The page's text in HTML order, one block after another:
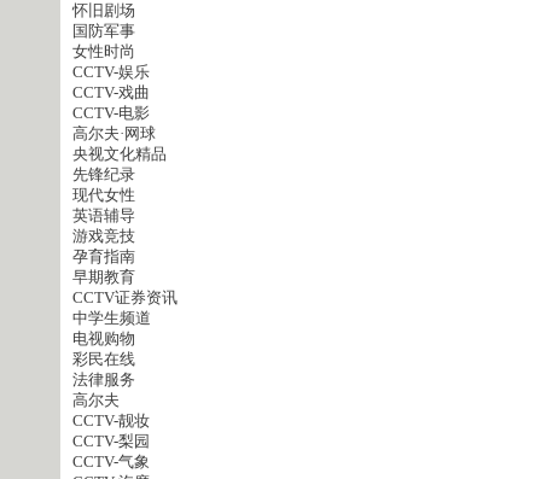
怀旧剧场
国防军事
女性时尚
CCTV-娱乐
CCTV-戏曲
CCTV-电影
高尔夫·网球
央视文化精品
先锋纪录
现代女性
英语辅导
游戏竞技
孕育指南
早期教育
CCTV证券资讯
中学生频道
电视购物
彩民在线
法律服务
高尔夫
CCTV-靓妆
CCTV-梨园
CCTV-气象